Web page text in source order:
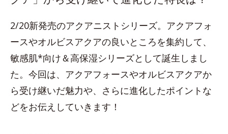
2/20新発売のアクアニストシリーズ。アクアフォ
ースやオルビスアクアの良いところを集約して、
敏感肌*向け＆高保湿シリーズとして誕生しまし
た。今回は、アクアフォースやオルビスアクアか
ら受け継いだ魅力や、さらに進化したポイントな
どをお伝えしていきます！